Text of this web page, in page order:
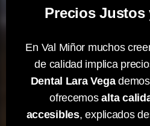
Precios Justos
En Val Miñor muchos
de calidad implica
Dental Lara Vega
ofrecemosalta
accesibles, explicados